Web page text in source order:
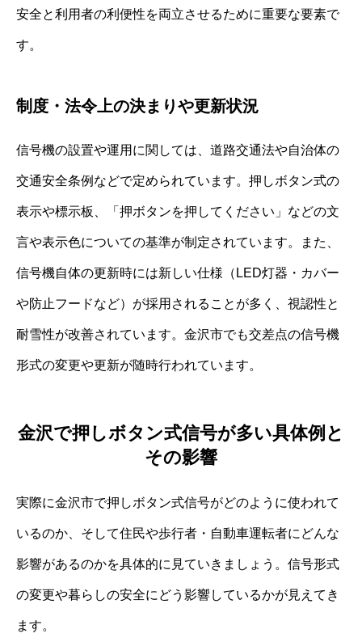
安全と利用者の利便性を両立させるために重要な要素で
す。
制度・法令上の決まりや更新状況
信号機の設置や運用に関しては、道路交通法や自治体の
交通安全条例などで定められています。押しボタン式の
表示や標示板、「押ボタンを押してください」などの文
言や表示色についての基準が制定されています。また、
信号機自体の更新時には新しい仕様（LED灯器・カバー
や防止フードなど）が採用されることが多く、視認性と
耐雪性が改善されています。金沢市でも交差点の信号機
形式の変更や更新が随時行われています。
金沢で押しボタン式信号が多い具体例と
その影響
実際に金沢市で押しボタン式信号がどのように使われて
いるのか、そして住民や歩行者・自動車運転者にどんな
影響があるのかを具体的に見ていきましょう。信号形式
の変更や暮らしの安全にどう影響しているかが見えてき
ます。